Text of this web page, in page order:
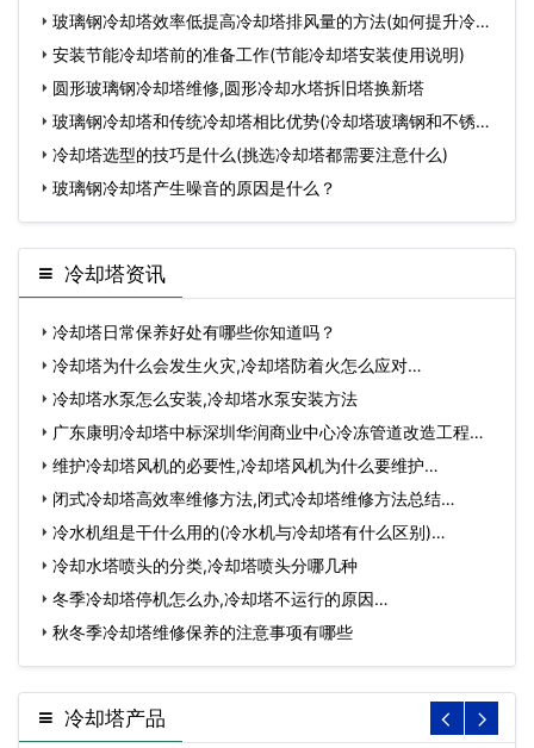
玻璃钢冷却塔效率低提高冷却塔排风量的方法(如何提升冷却
塔 安装节能冷却塔前的准备工作(节能冷却塔安装使用说明)
圆形玻璃钢冷却塔维修,圆形冷却水塔拆旧塔换新塔
玻璃钢冷却塔和传统冷却塔相比优势(冷却塔玻璃钢和不锈钢
的 冷却塔选型的技巧是什么(挑选冷却塔都需要注意什么)
玻璃钢冷却塔产生噪音的原因是什么？
冷却塔资讯
冷却塔日常保养好处有哪些你知道吗？
冷却塔为什么会发生火灾,冷却塔防着火怎么应对…
冷却塔水泵怎么安装,冷却塔水泵安装方法
广东康明冷却塔中标深圳华润商业中心冷冻管道改造工程…
维护冷却塔风机的必要性,冷却塔风机为什么要维护…
闭式冷却塔高效率维修方法,闭式冷却塔维修方法总结…
冷水机组是干什么用的(冷水机与冷却塔有什么区别)…
冷却水塔喷头的分类,冷却塔喷头分哪几种
冬季冷却塔停机怎么办,冷却塔不运行的原因…
秋冬季冷却塔维修保养的注意事项有哪些
冷却塔产品